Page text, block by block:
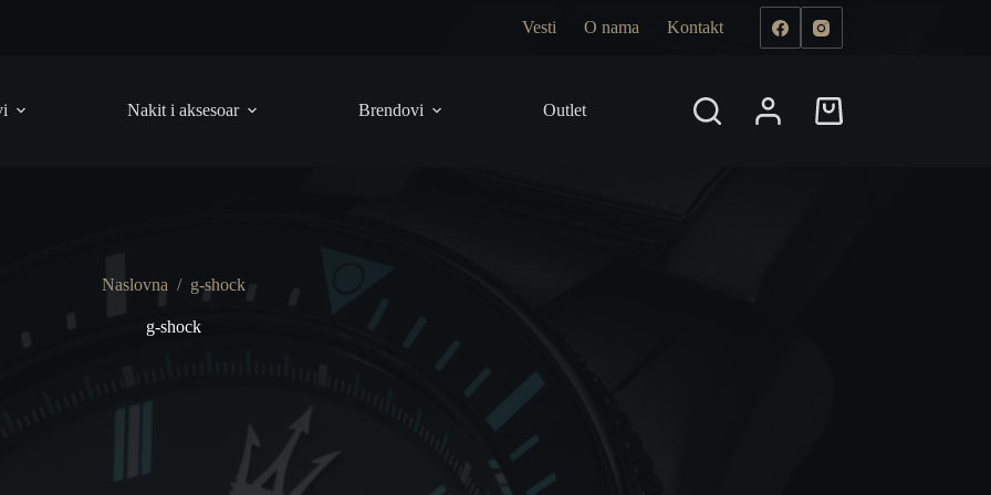
Vesti O nama Kontakt
Nakit i aksesoar Brendovi Outlet Prodajna mesta
Shopping
Naslovna / g-shock
g-shock